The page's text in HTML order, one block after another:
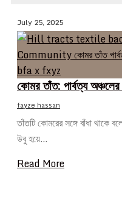
July 25, 2025
কোমর তাঁত: পার্বত্য
fayze hassan
তাঁতটি কোমরের সঙ্গে বাঁধা থাকে
উবু হয়ে…
Read More